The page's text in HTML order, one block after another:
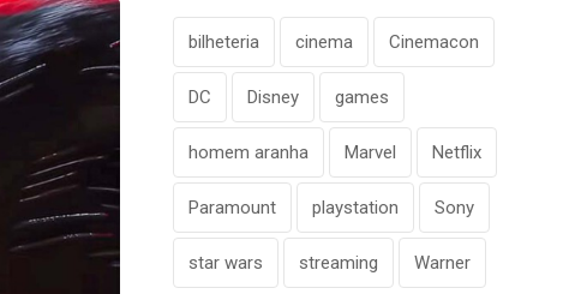
bilheteria cinema Cinemacon
DC Disney games
homem aranha Marvel Netflix
Paramount playstation Sony
star wars streaming Warner